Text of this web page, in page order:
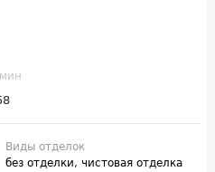
Виды отделок
без отделки, чистовая отделка